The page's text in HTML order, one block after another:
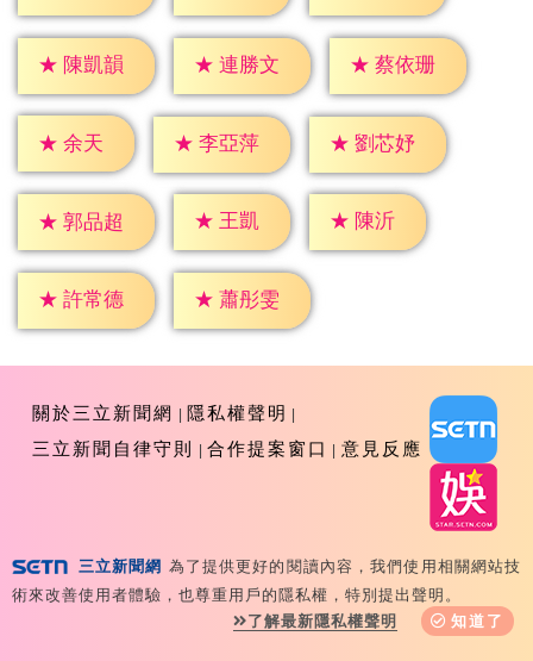
★ 陳凱韻 ★ 連勝文 ★ 蔡依珊
★ 余天 ★ 李亞萍 ★ 劉芯妤
★ 郭品超 ★ 王凱 ★ 陳沂
★ 許常德 ★ 蕭彤雯
關於三立新聞網
隱私權聲明
三立新聞自律守則
合作提案窗口 意見反應
Copyright ©2026 Sanlih E-Television All Rights
Reserved 版權所有 盜用必究 台北市內湖區舊宗路一段159
號 02-8792-8888
三立新聞網 為了提供更好的閱讀內容，我們使用相關網站技
術來改善使用者體驗，也尊重用戶的隱私權，特別提出聲明。
了解最新隱私權聲明
知道了